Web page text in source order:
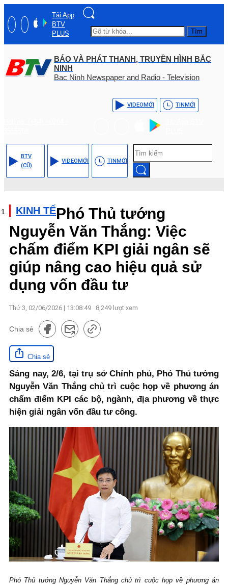
Tải App
BTV
PLUS
Tìm
BÁO VÀ PHÁT THANH, TRUYỀN HÌNH BẮC
NINH
Bac Ninh Newspaper and Radio - Television
VIDEOMỚI TINMỚI
BTV
(CŨ)
VIDEOMỚI TINMỚI
KINH TẾPhó Thủ tướng
Nguyễn Văn Thắng: Việc
chấm điểm KPI giải ngân sẽ
giúp nâng cao hiệu quả sử
dụng vốn đầu tư
Thứ 3, 02/06/2026 | 13:08:49 8,249 lượt xem
Chia sẻ
Chia sẻ
Sáng nay, 2/6, tại trụ sở Chính phủ, Phó Thủ tướng
Nguyễn Văn Thắng chủ trì cuộc họp về phương án
chấm điểm KPI các bộ, ngành, địa phương về thực
hiện giải ngân vốn đầu tư công.
Phó Thủ tướng Nguyễn Văn Thắng chủ trì cuộc họp về phương án